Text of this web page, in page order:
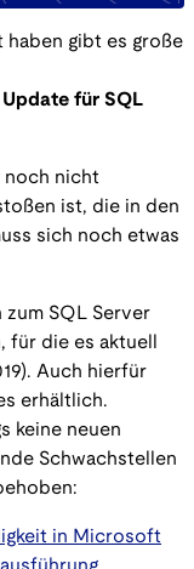
haben gibt es große
für SQL
noch nicht
ist, die in den
sich noch etwas
SQL Server
für die es aktuell
Auch hierfür
erhältlich.
keine neuen
Schwachstellen
in Microsoft